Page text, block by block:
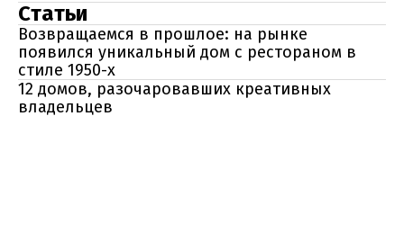
Статьи
Возвращаемся в прошлое: на рынке
появился уникальный дом с рестораном в
стиле 1950-х
12 домов, разочаровавших креативных
владельцев